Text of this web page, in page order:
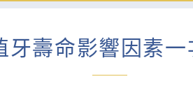
牙壽命影響因素一